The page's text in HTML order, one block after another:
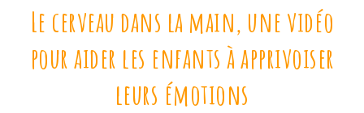
Le cerveau dans la main, une vidéo
pour aider les enfants à apprivoiser
leurs émotions